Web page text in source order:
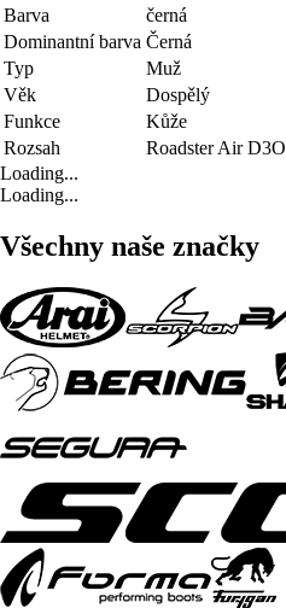
Barva
černá
Dominantní barva Černá
Typ
Muž
Věk
Dospělý
Funkce
Kůže
Rozsah
Roadster Air D3O
Loading...
Loading...
Všechny naše značky